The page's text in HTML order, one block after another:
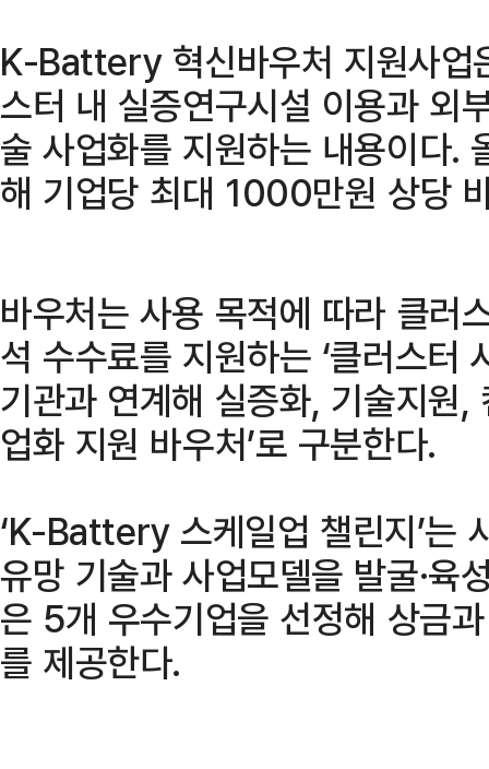
K-Battery 혁신바우처 지원사업
스터 내 실증연구시설 이용과 외
술 사업화를 지원하는 내용이다.
해 기업당 최대 1000만원 상당
바우처는 사용 목적에 따라 클러
석 수수료를 지원하는 ‘클러스터
기관과 연계해 실증화, 기술지원,
업화 지원 바우처’로 구분한다.
‘K-Battery 스케일업 챌린지’는
유망 기술과 사업모델을 발굴·육
은 5개 우수기업을 선정해 상금
를 제공한다.